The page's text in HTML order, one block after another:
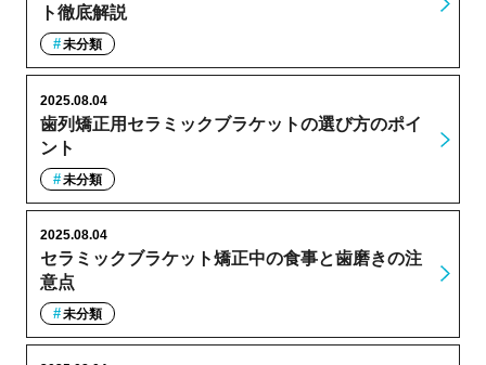
ト徹底解説
未分類
歯列矯正用セラミックブラケットの選び方のポイ
ント
2025.08.04
未分類
セラミックブラケット矯正中の食事と歯磨きの注
意点
2025.08.04
未分類